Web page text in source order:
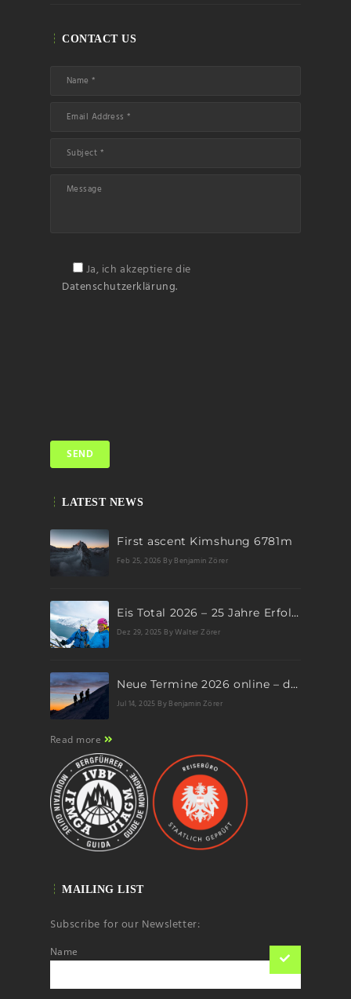
CONTACT US
Ja, ich akzeptiere die
Datenschutzerklärung.
LATEST NEWS
First ascent Kimshung 6781m
Feb 25, 2026 By Benjamin Zörer
Eis Total 2026 – 25 Jahre Erfolgsgeschichte im steilen Eis
Dez 29, 2025 By Walter Zörer
Neue Termine 2026 online – dein nächstes Abenteuer wartet!
Jul 14, 2025 By Benjamin Zörer
Read more
MAILING LIST
Subscribe for our Newsletter:
Name